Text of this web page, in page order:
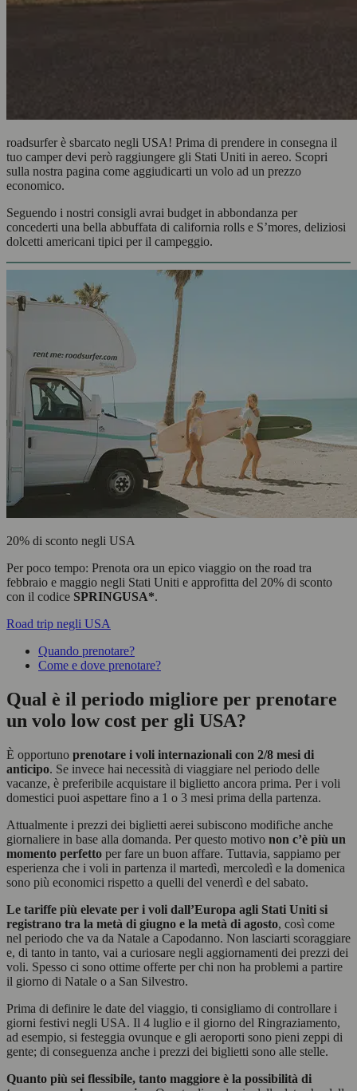
roadsurfer è sbarcato negli USA! Prima di prendere in consegna il
tuo camper devi però raggiungere gli Stati Uniti in aereo. Scopri
sulla nostra pagina come aggiudicarti un volo ad un prezzo
economico.
Seguendo i nostri consigli avrai budget in abbondanza per
concederti una bella abbuffata di california rolls e S’mores, deliziosi
dolcetti americani tipici per il campeggio.
20% di sconto negli USA
Per poco tempo: Prenota ora un epico viaggio on the road tra
febbraio e maggio negli Stati Uniti e approfitta del 20% di sconto
con il codice SPRINGUSA*.
Road trip negli USA
Quando prenotare?
Come e dove prenotare?
Qual è il periodo migliore per prenotare
un volo low cost per gli USA?
È opportuno prenotare i voli internazionali con 2/8 mesi di
anticipo. Se invece hai necessità di viaggiare nel periodo delle
vacanze, è preferibile acquistare il biglietto ancora prima. Per i voli
domestici puoi aspettare fino a 1 o 3 mesi prima della partenza.
Attualmente i prezzi dei biglietti aerei subiscono modifiche anche
giornaliere in base alla domanda. Per questo motivo non c’è più un
momento perfetto per fare un buon affare. Tuttavia, sappiamo per
esperienza che i voli in partenza il martedì, mercoledì e la domenica
sono più economici rispetto a quelli del venerdì e del sabato.
Le tariffe più elevate per i voli dall’Europa agli Stati Uniti si
registrano tra la metà di giugno e la metà di agosto, così come
nel periodo che va da Natale a Capodanno. Non lasciarti scoraggiare
e, di tanto in tanto, vai a curiosare negli aggiornamenti dei prezzi dei
voli. Spesso ci sono ottime offerte per chi non ha problemi a partire
il giorno di Natale o a San Silvestro.
Prima di definire le date del viaggio, ti consigliamo di controllare i
giorni festivi negli USA. Il 4 luglio e il giorno del Ringraziamento,
ad esempio, si festeggia ovunque e gli aeroporti sono pieni zeppi di
gente; di conseguenza anche i prezzi dei biglietti sono alle stelle.
Quanto più sei flessibile, tanto maggiore è la possibilità di